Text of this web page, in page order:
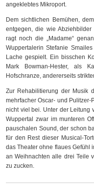
angeklebtes Mikroport.
Dem sichtlichen Bemühen,
entgegen, die wie
ragt noch die „Madame“
Wuppertalerin Stefanie
Lache gespielt. Ein bisschen
Mark Bowman-Hester, als
Hofschranze, andererseits
Zur Rehabilitierung der Musik
mehrfacher Oscar- und
nicht viel bei. Unter der Leitung
Wuppertal zwar im munteren
pauschalen Sound, der schon
für den Rest dieser Musical-
das Theater ohne flaues Gefühl
an Weihnachten alle drei Teile
zu zucken.